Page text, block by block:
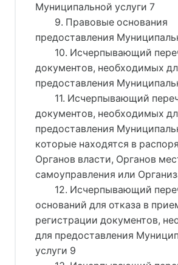
Муниципальной услуги 7
9. Правовые основания
предоставления
10. Исчерпывающий
документов, необходимых
предоставления
11. Исчерпывающий
документов, необходимых
предоставления
которые находятся в
Органов власти, Органов
самоуправления или
12. Исчерпывающий
оснований для отказа в
регистрации документов,
для предоставления
услуги 9